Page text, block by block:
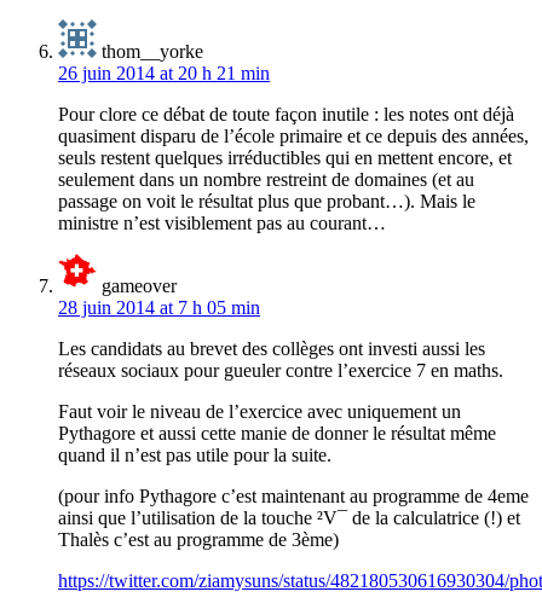
thom__yorke
26 juin 2014 at 20 h 21 min
Pour clore ce débat de toute façon inutile : les notes ont déjà
quasiment disparu de l’école primaire et ce depuis des années,
seuls restent quelques irréductibles qui en mettent encore, et
seulement dans un nombre restreint de domaines (et au
passage on voit le résultat plus que probant…). Mais le
ministre n’est visiblement pas au courant…
gameover
28 juin 2014 at 7 h 05 min
Les candidats au brevet des collèges ont investi aussi les
réseaux sociaux pour gueuler contre l’exercice 7 en maths.
Faut voir le niveau de l’exercice avec uniquement un
Pythagore et aussi cette manie de donner le résultat même
quand il n’est pas utile pour la suite.
(pour info Pythagore c’est maintenant au programme de 4eme
ainsi que l’utilisation de la touche ²V¯ de la calculatrice (!) et
Thalès c’est au programme de 3ème)
https://twitter.com/ziamysuns/status/482180530616930304/